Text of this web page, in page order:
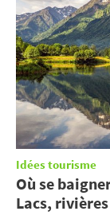
Idées tourisme
Où se
Lacs,